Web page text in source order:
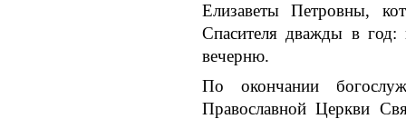
Елизаветы Петровны,
Спасителя дважды в
вечерню.
По окончании
Православной Церкви